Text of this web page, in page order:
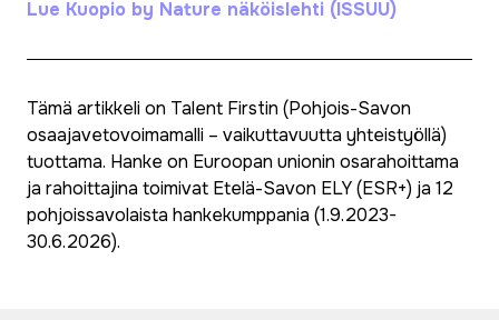
Lue Kuopio by Nature näköislehti (ISSUU)
Tämä artikkeli on Talent Firstin (Pohjois-Savon
osaajavetovoimamalli – vaikuttavuutta yhteistyöllä)
tuottama. Hanke on Euroopan unionin osarahoittama
ja rahoittajina toimivat Etelä-Savon ELY (ESR+) ja 12
pohjoissavolaista hankekumppania (1.9.2023-
30.6.2026).